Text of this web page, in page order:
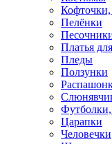
Пелёнки
Платья
Пледы
Ползунки
Царапки
Человечки